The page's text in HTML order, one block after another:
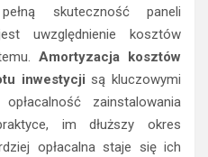
skuteczność paneli
uwzględnienie kosztów
Amortyzacja kosztów
inwestycji
są kluczowymi
zainstalowania
im dłuższy okres